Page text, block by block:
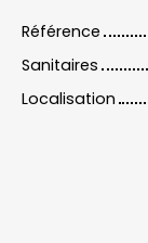
Référence
Sanitaires
Localisation